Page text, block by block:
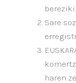
bereziki.
Sare
haren